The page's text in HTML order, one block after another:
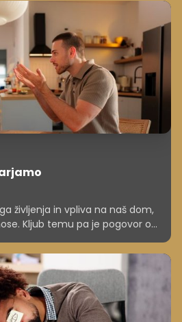
življenja in vpliva na naš dom,
Kljub temu pa je pogovor o
najbolj neprijetnih pogovorov,
družine. Razlogi niso le
in psihološki.